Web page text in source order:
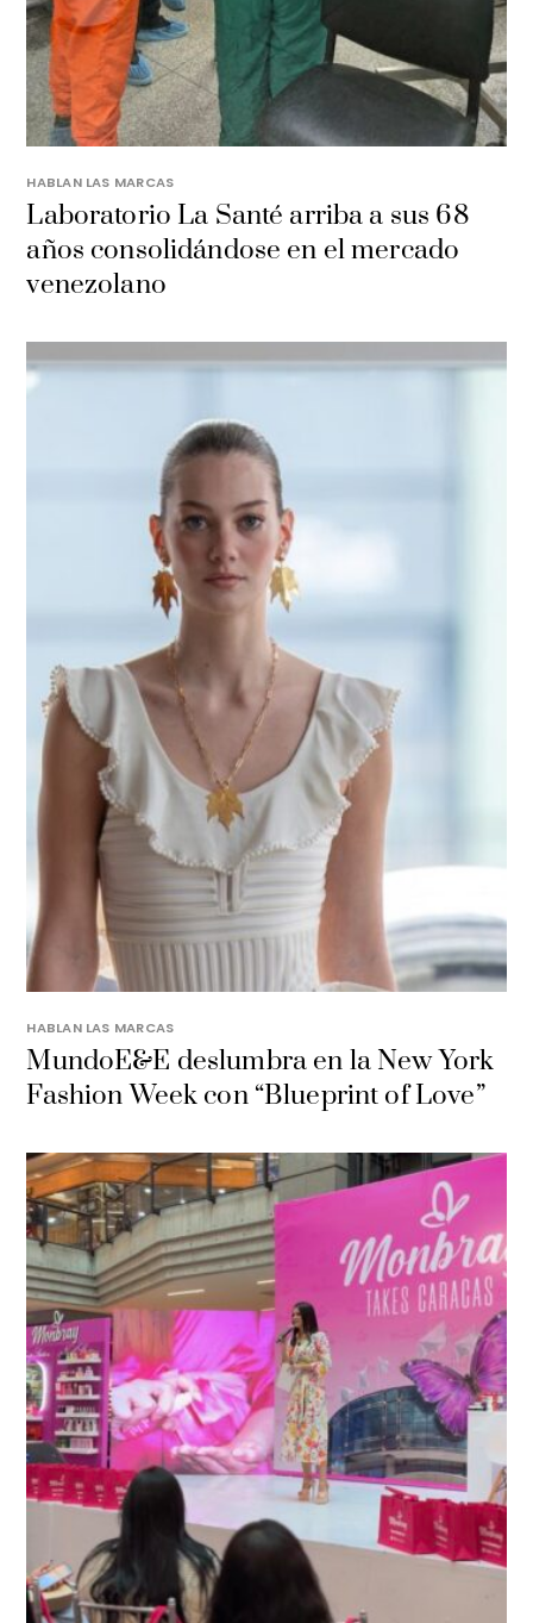
HABLAN LAS MARCAS
Laboratorio La Santé arriba a sus 68
años consolidándose en el mercado
venezolano
HABLAN LAS MARCAS
MundoE&E deslumbra en la New York
Fashion Week con “Blueprint of Love”